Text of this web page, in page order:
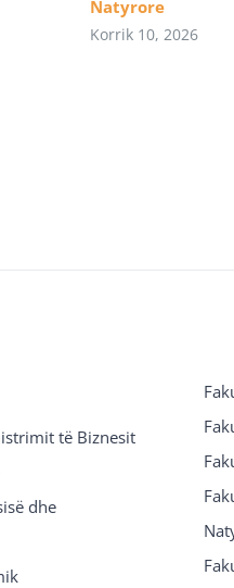
Natyrore
Korrik 10, 2026
të Biznesit
dhe